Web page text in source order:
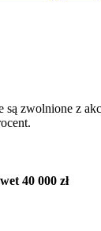
są zwolnione z
40 000 zł